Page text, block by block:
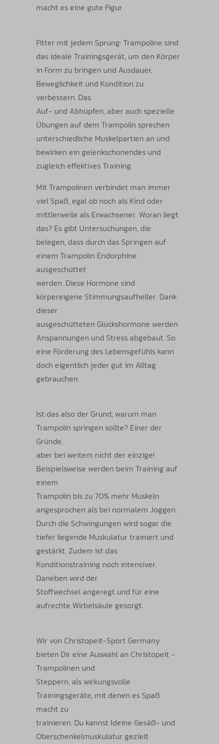
macht es eine gute Figur.
Fitter mit jedem Sprung: Trampoline sind
das ideale Trainingsgerät, um den Körper
in Form zu bringen und Ausdauer,
Beweglichkeit und Kondition zu
verbessern. Das
Auf- und Abhüpfen, aber auch spezielle
Übungen auf dem Trampolin sprechen
unterschiedliche Muskelpartien an und
bewirken ein gelenkschonendes und
zugleich effektives Training.
Mit Trampolinen verbindet man immer
viel Spaß, egal ob noch als Kind oder
mittlerweile als Erwachsener. Woran liegt
das? Es gibt Untersuchungen, die
belegen, dass durch das Springen auf
einem Trampolin Endorphine
ausgeschüttet
werden. Diese Hormone sind
körpereigene Stimmungsaufheller. Dank
dieser
ausgeschütteten Glückshormone werden
Anspannungen und Stress abgebaut. So
eine Förderung des Lebensgefühls kann
doch eigentlich jeder gut im Alltag
gebrauchen.
Ist das also der Grund, warum man
Trampolin springen sollte? Einer der
Gründe,
aber bei weitem nicht der einzige!
Beispielsweise werden beim Training auf
einem
Trampolin bis zu 70% mehr Muskeln
angesprochen als bei normalem Joggen.
Durch die Schwingungen wird sogar die
tiefer liegende Muskulatur trainiert und
gestärkt. Zudem ist das
Konditionstraining noch intensiver.
Daneben wird der
Stoffwechsel angeregt und für eine
aufrechte Wirbelsäule gesorgt.
Wir von Christopeit-Sport Germany
bieten Dir eine Auswahl an Christopeit -
Trampolinen und
Steppern, als wirkungsvolle
Trainingsgeräte, mit denen es Spaß
macht zu
trainieren. Du kannst Ideine Gesäß- und
Oberschenkelmuskulatur gezielt